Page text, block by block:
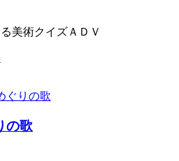
美術クイズＡＤＶ
の歌